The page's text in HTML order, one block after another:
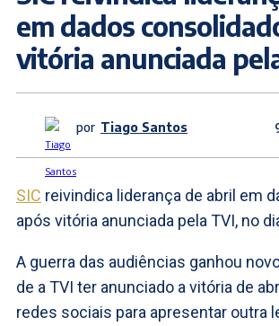
em dados
vitória anunciada
por Tiago Santos
SIC reivindica liderança de abril em
após vitória anunciada pela TVI, no
A guerra das audiências ganhou
de a TVI ter anunciado a vitória de
redes sociais para apresentar outra